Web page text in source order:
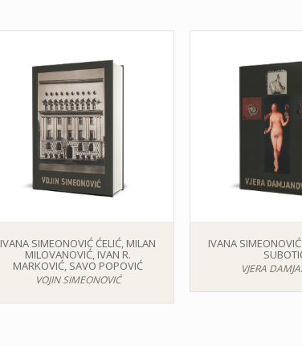
IVANA SIMEONOVIĆ ĆELIĆ, MILAN
MILOVANOVIĆ, IVAN R.
MARKOVIĆ, SAVO POPOVIĆ
VOJIN SIMEONOVIĆ
IVANA
VJERA